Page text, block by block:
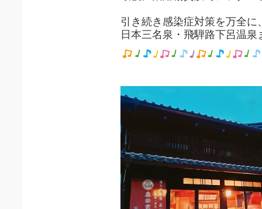
引き続き感染症対策を万全に
日本三名泉・飛騨路下呂温